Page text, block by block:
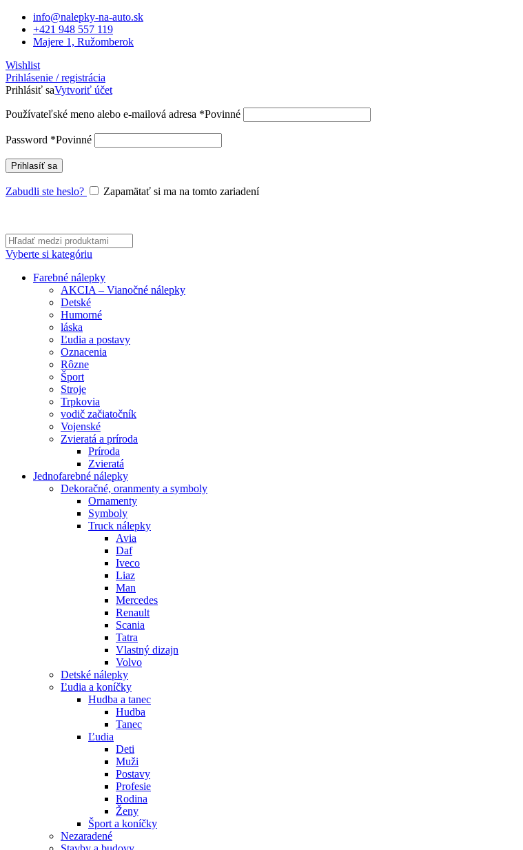
info@nalepky-na-auto.sk
+421 948 557 119
Majere 1, Ružomberok
Wishlist
Prihlásenie / registrácia
Prihlásiť saVytvoriť účet
Používateľské meno alebo e-mailová adresa *Povinné
Password *Povinné
Prihlasíť sa
Zabudli ste heslo? Zapamätať si ma na tomto zariadení
Vyberte si kategóriu
Farebné nálepky
AKCIA – Vianočné nálepky
Detské
Humorné
láska
Ľudia a postavy
Oznacenia
Rôzne
Šport
Stroje
Trpkovia
vodič začiatočník
Vojenské
Zvieratá a príroda
Príroda
Zvieratá
Jednofarebné nálepky
Dekoračné, oranmenty a symboly
Ornamenty
Symboly
Truck nálepky
Avia
Daf
Iveco
Liaz
Man
Mercedes
Renault
Scania
Tatra
Vlastný dizajn
Volvo
Detské nálepky
Ľudia a koníčky
Hudba a tanec
Hudba
Tanec
Ľudia
Deti
Muži
Postavy
Profesie
Rodina
Ženy
Šport a koníčky
Nezaradené